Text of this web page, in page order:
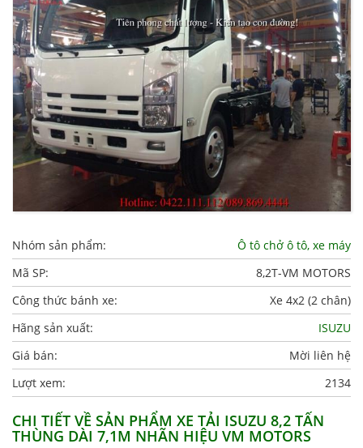
Nhóm sản phẩm:
Ô tô chở ô tô, xe máy
Mã SP:
8,2T-VM MOTORS
Công thức bánh xe:
Xe 4x2 (2 chân)
Hãng sản xuất:
ISUZU
Giá bán:
Mời liên hệ
Lượt xem:
2134
CHI TIẾT VỀ SẢN PHẨM XE TẢI ISUZU 8,2 TẤN
THÙNG DÀI 7,1M NHÃN HIỆU VM MOTORS